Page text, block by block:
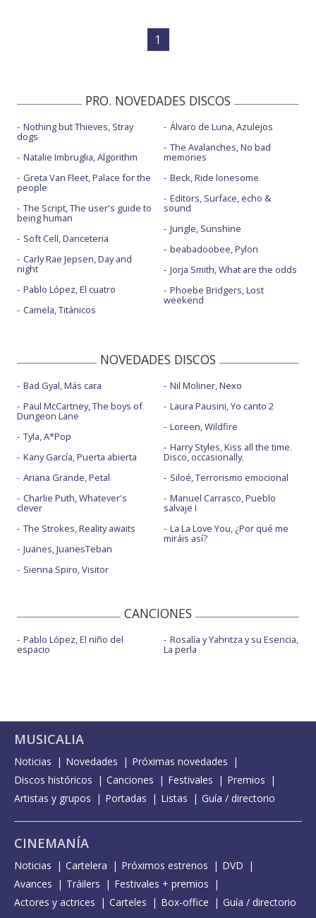
1
PRO. NOVEDADES DISCOS
Nothing but Thieves, Stray
dogs
Natalie Imbruglia, Algorithm
Greta Van Fleet, Palace for the
people
The Script, The user's guide to
being human
Soft Cell, Danceteria
Carly Rae Jepsen, Day and
night
Pablo López, El cuatro
Camela, Titánicos
Álvaro de Luna, Azulejos
The Avalanches, No bad
memories
Beck, Ride lonesome
Editors, Surface, echo &
sound
Jungle, Sunshine
beabadoobee, Pylon
Jorja Smith, What are the odds
Phoebe Bridgers, Lost
weekend
NOVEDADES DISCOS
Bad Gyal, Más cara
Paul McCartney, The boys of
Dungeon Lane
Tyla, A*Pop
Kany García, Puerta abierta
Ariana Grande, Petal
Charlie Puth, Whatever's
clever
The Strokes, Reality awaits
Juanes, JuanesTeban
Sienna Spiro, Visitor
Nil Moliner, Nexo
Laura Pausini, Yo canto 2
Loreen, Wildfire
Harry Styles, Kiss all the time.
Disco, occasionally.
Siloé, Terrorismo emocional
Manuel Carrasco, Pueblo
salvaje I
La La Love You, ¿Por qué me
miráis así?
CANCIONES
Pablo López, El niño del
espacio
Rosalía y Yahritza y su Esencia,
La perla
MUSICALIA
Noticias Novedades
Próximas novedades
Discos históricos
Canciones Festivales
Premios
Artistas y grupos
Portadas Listas Guía / directorio
CINEMANÍA
Noticias Cartelera Próximos estrenos
DVD
Avances
Tráilers
Festivales + premios
Actores y actrices
Carteles Box-office Guía / directorio